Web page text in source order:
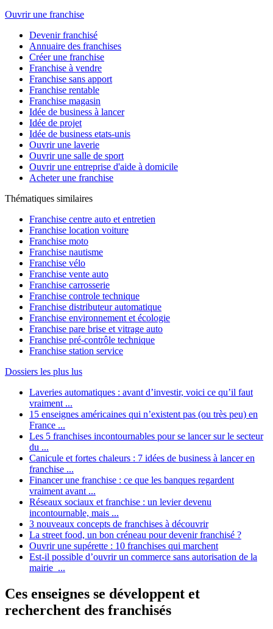
Ouvrir une franchise
Devenir franchisé
Annuaire des franchises
Créer une franchise
Franchise à vendre
Franchise sans apport
Franchise rentable
Franchise magasin
Idée de business à lancer
Idée de projet
Idée de business etats-unis
Ouvrir une laverie
Ouvrir une salle de sport
Ouvrir une entreprise d'aide à domicile
Acheter une franchise
Thématiques similaires
Franchise centre auto et entretien
Franchise location voiture
Franchise moto
Franchise nautisme
Franchise vélo
Franchise vente auto
Franchise carrosserie
Franchise controle technique
Franchise distributeur automatique
Franchise environnement et écologie
Franchise pare brise et vitrage auto
Franchise pré-contrôle technique
Franchise station service
Dossiers les plus lus
Laveries automatiques : avant d’investir, voici ce qu’il faut
vraiment ...
15 enseignes américaines qui n’existent pas (ou très peu) en
France ...
Les 5 franchises incontournables pour se lancer sur le secteur
du ...
Canicule et fortes chaleurs : 7 idées de business à lancer en
franchise ...
Financer une franchise : ce que les banques regardent
vraiment avant ...
Réseaux sociaux et franchise : un levier devenu
incontournable, mais ...
3 nouveaux concepts de franchises à découvrir
La street food, un bon créneau pour devenir franchisé ?
Ouvrir une supérette : 10 franchises qui marchent
Est-il possible d’ouvrir un commerce sans autorisation de la
mairie ...
Ces enseignes se développent et
recherchent des franchisés